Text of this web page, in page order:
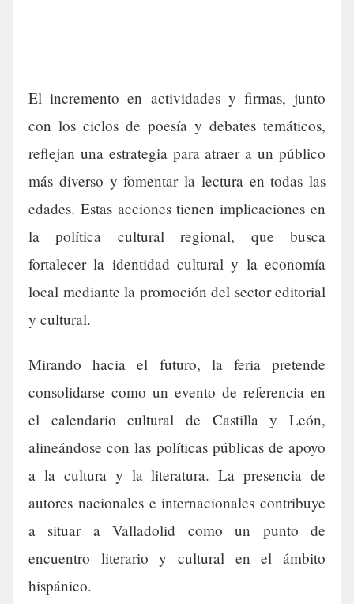
El incremento en actividades y firmas, junto
con los ciclos de poesía y debates temáticos,
reflejan una estrategia para atraer a un público
más diverso y fomentar la lectura en todas las
edades. Estas acciones tienen implicaciones en
la política cultural regional, que busca
fortalecer la identidad cultural y la economía
local mediante la promoción del sector editorial
y cultural.
Mirando hacia el futuro, la feria pretende
consolidarse como un evento de referencia en
el calendario cultural de Castilla y León,
alineándose con las políticas públicas de apoyo
a la cultura y la literatura. La presencia de
autores nacionales e internacionales contribuye
a situar a Valladolid como un punto de
encuentro literario y cultural en el ámbito
hispánico.